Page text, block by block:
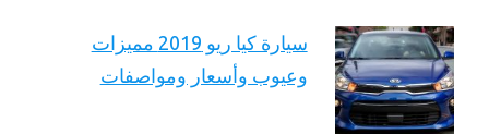
سيارة كيا ريو 2019 مميزات
وعيوب وأسعار ومواصفات